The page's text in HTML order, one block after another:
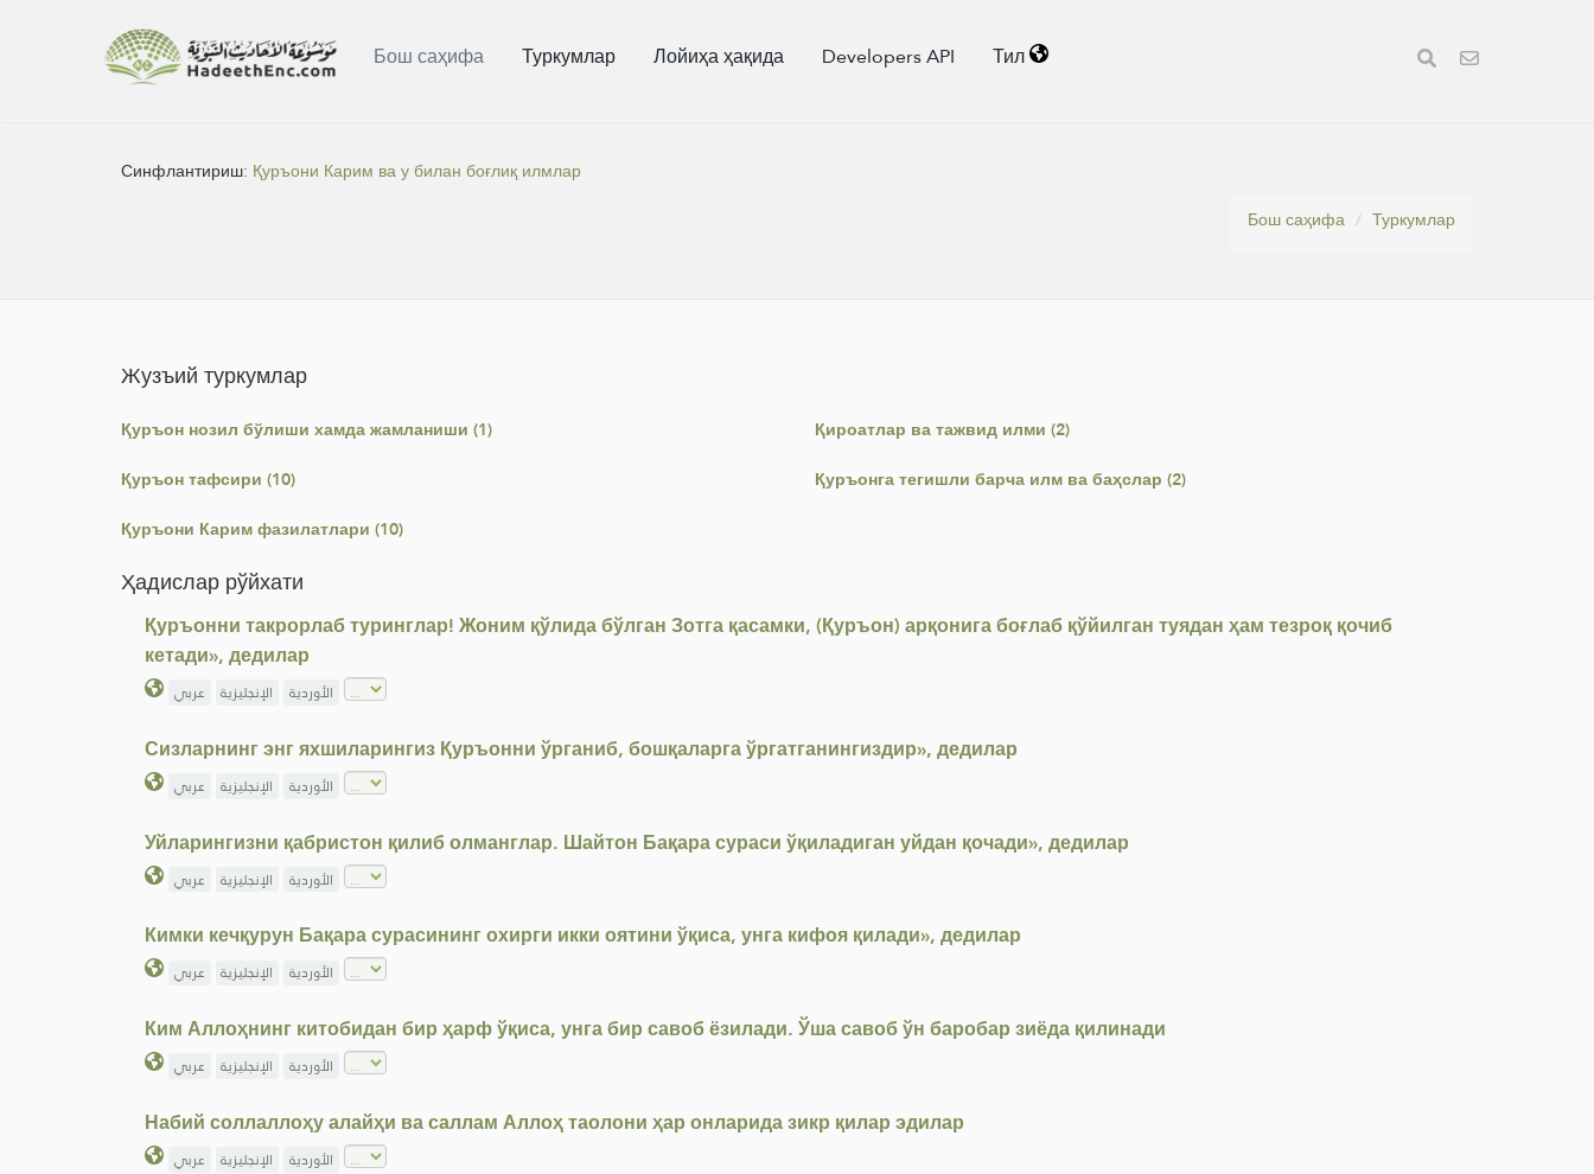
Бош саҳифа Туркумлар Лойиҳа ҳақида Developers API Тил
Синфлантириш: Қуръони Карим ва у билан боғлиқ илмлар
Бош саҳифа
Туркумлар
Жузъий туркумлар
Қуръон нозил бўлиши хамда жамланиши (1)
Қироатлар ва тажвид илми (2)
Қуръон тафсири (10)
Қуръонга тегишли барча илм ва баҳслар (2)
Қуръони Карим фазилатлари (10)
Ҳадислар рўйхати
Қуръонни такрорлаб туринглар! Жоним қўлида бўлган Зотга қасамки, (Қуръон) арқонига боғлаб қўйилган туядан ҳам тезроқ қочиб
кетади», дедилар
عربي الإنجليزية الأوردية
Сизларнинг энг яхшиларингиз Қуръонни ўрганиб, бошқаларга ўргатганингиздир», дедилар
عربي الإنجليزية الأوردية
Уйларингизни қабристон қилиб олманглар. Шайтон Бақара сураси ўқиладиган уйдан қочади», дедилар
عربي الإنجليزية الأوردية
Кимки кечқурун Бақара сурасининг охирги икки оятини ўқиса, унга кифоя қилади», дедилар
عربي الإنجليزية الأوردية
Ким Аллоҳнинг китобидан бир ҳарф ўқиса, унга бир савоб ёзилади. Ўша савоб ўн баробар зиёда қилинади
عربي الإنجليزية الأوردية
Набий соллаллоҳу алайҳи ва саллам Аллоҳ таолони ҳар онларида зикр қилар эдилар
عربي الإنجليزية الأوردية